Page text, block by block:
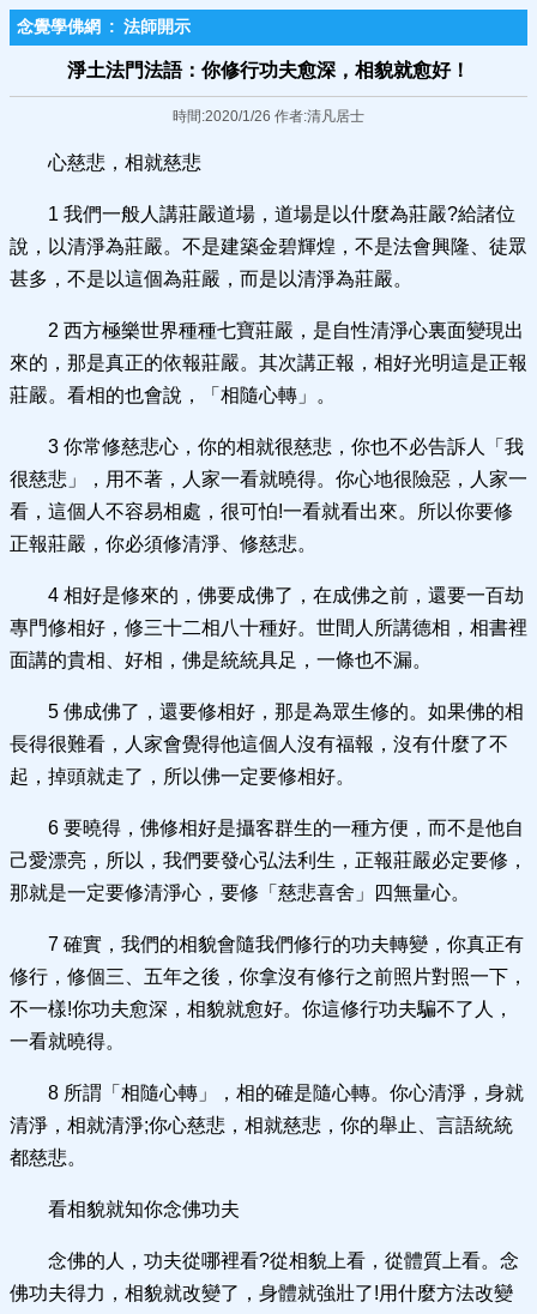
念覺學佛網 : 法師開示
淨土法門法語：你修行功夫愈深，相貌就愈好！
時間:2020/1/26 作者:清凡居士
心慈悲，相就慈悲
1 我們一般人講莊嚴道場，道場是以什麼為莊嚴?給諸位
說，以清淨為莊嚴。不是建築金碧輝煌，不是法會興隆、徒眾
甚多，不是以這個為莊嚴，而是以清淨為莊嚴。
2 西方極樂世界種種七寶莊嚴，是自性清淨心裏面變現出
來的，那是真正的依報莊嚴。其次講正報，相好光明這是正報
莊嚴。看相的也會說，「相隨心轉」。
3 你常修慈悲心，你的相就很慈悲，你也不必告訴人「我
很慈悲」，用不著，人家一看就曉得。你心地很險惡，人家一
看，這個人不容易相處，很可怕!一看就看出來。所以你要修
正報莊嚴，你必須修清淨、修慈悲。
4 相好是修來的，佛要成佛了，在成佛之前，還要一百劫
專門修相好，修三十二相八十種好。世間人所講德相，相書裡
面講的貴相、好相，佛是統統具足，一條也不漏。
5 佛成佛了，還要修相好，那是為眾生修的。如果佛的相
長得很難看，人家會覺得他這個人沒有福報，沒有什麼了不
起，掉頭就走了，所以佛一定要修相好。
6 要曉得，佛修相好是攝客群生的一種方便，而不是他自
己愛漂亮，所以，我們要發心弘法利生，正報莊嚴必定要修，
那就是一定要修清淨心，要修「慈悲喜舍」四無量心。
7 確實，我們的相貌會隨我們修行的功夫轉變，你真正有
修行，修個三、五年之後，你拿沒有修行之前照片對照一下，
不一樣!你功夫愈深，相貌就愈好。你這修行功夫騙不了人，
一看就曉得。
8 所謂「相隨心轉」，相的確是隨心轉。你心清淨，身就
清淨，相就清淨;你心慈悲，相就慈悲，你的舉止、言語統統
都慈悲。
看相貌就知你念佛功夫
念佛的人，功夫從哪裡看?從相貌上看，從體質上看。念
佛功夫得力，相貌就改變了，身體就強壯了!用什麼方法改變